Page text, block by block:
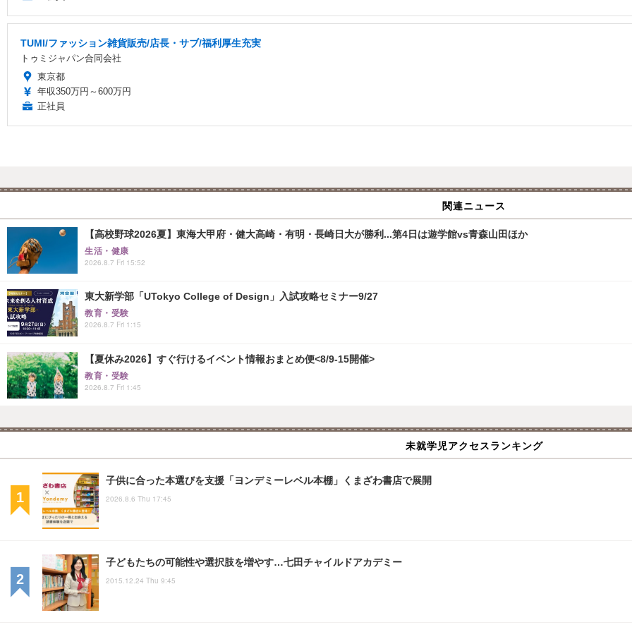
TUMI/ファッション雑貨販売/店長・サブ/福利厚生充実
トゥミジャパン合同会社
東京都
年収350万円～600万円
正社員
関連ニュース
【高校野球2026夏】東海大甲府・健大高崎・有明・長崎日大が勝利...第4日は遊学館vs青森山田ほか
生活・健康
2026.8.7 Fri 15:52
東大新学部「UTokyo College of Design」入試攻略セミナー9/27
教育・受験
2026.8.7 Fri 1:15
【夏休み2026】すぐ行けるイベント情報おまとめ便<8/9-15開催>
教育・受験
2026.8.7 Fri 1:45
未就学児アクセスランキング
子供に合った本選びを支援「ヨンデミーレベル本棚」くまざわ書店で展開
2026.8.6 Thu 17:45
子どもたちの可能性や選択肢を増やす…七田チャイルドアカデミー
2015.12.24 Thu 9:45